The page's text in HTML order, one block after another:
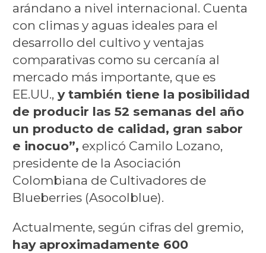
arándano a nivel internacional. Cuenta
con climas y aguas ideales para el
desarrollo del cultivo y ventajas
comparativas como su cercanía al
mercado más importante, que es
EE.UU., y también tiene la posibilidad
de producir las 52 semanas del año
un producto de calidad, gran sabor
e inocuo”, explicó Camilo Lozano,
presidente de la Asociación
Colombiana de Cultivadores de
Blueberries (Asocolblue).
Actualmente, según cifras del gremio,
hay aproximadamente 600